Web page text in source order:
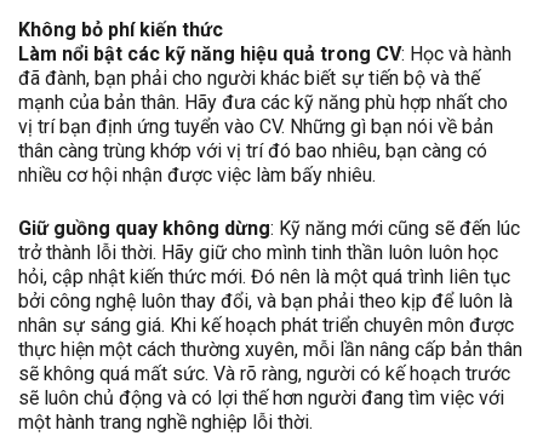
Không bỏ phí kiến thức
Làm nổi bật các kỹ năng hiệu quả trong CV: Học và hành
đã đành, bạn phải cho người khác biết sự tiến bộ và thế
mạnh của bản thân. Hãy đưa các kỹ năng phù hợp nhất cho
vị trí bạn định ứng tuyển vào CV. Những gì bạn nói về bản
thân càng trùng khớp với vị trí đó bao nhiêu, bạn càng có
nhiều cơ hội nhận được việc làm bấy nhiêu.
Giữ guồng quay không dừng: Kỹ năng mới cũng sẽ đến lúc
trở thành lỗi thời. Hãy giữ cho mình tinh thần luôn luôn học
hỏi, cập nhật kiến thức mới. Đó nên là một quá trình liên tục
bởi công nghệ luôn thay đổi, và bạn phải theo kịp để luôn là
nhân sự sáng giá. Khi kế hoạch phát triển chuyên môn được
thực hiện một cách thường xuyên, mỗi lần nâng cấp bản thân
sẽ không quá mất sức. Và rõ ràng, người có kế hoạch trước
sẽ luôn chủ động và có lợi thế hơn người đang tìm việc với
một hành trang nghề nghiệp lỗi thời.